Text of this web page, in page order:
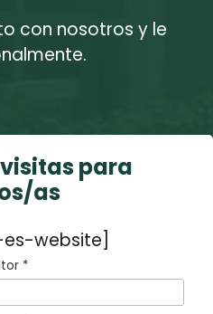
con nosotros y le
para
as
website]
*